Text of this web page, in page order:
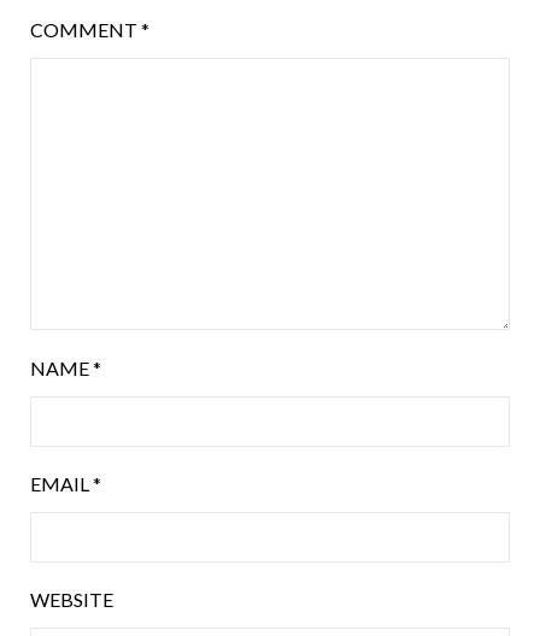
COMMENT *
NAME*
EMAIL *
WEBSITE